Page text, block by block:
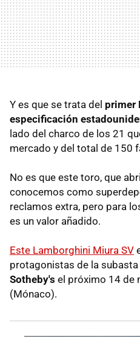
Y es que se trata del primer
especificación
lado del charco de los 21
mercado y del total de 150
No es que este toro, que
conocemos como
reclamos extra, pero para
es un valor añadido.
Este Lamborghini Miura SV
protagonistas de la subasta
Sotheby's el próximo 14 de
(Mónaco).